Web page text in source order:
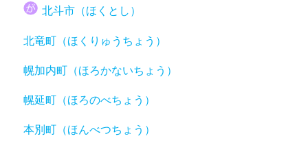
北斗市（ほくとし）
北竜町（ほくりゅうちょう）
幌加内町（ほろかないちょう）
幌延町（ほろのべちょう）
本別町（ほんべつちょう）